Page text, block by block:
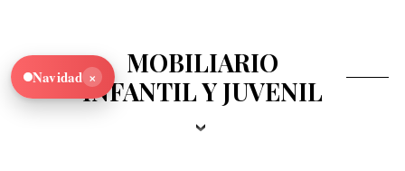
MOBILIARIO
INFANTIL Y JUVENIL
Navidad ×